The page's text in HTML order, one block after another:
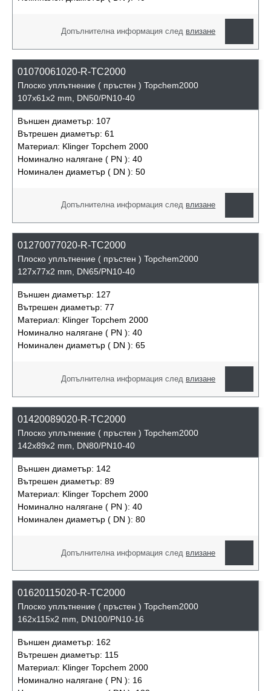
Допълнителна информация след влизане
01070061020-R-TC2000
Плоско уплътнение ( пръстен ) Topchem2000
107x61x2 mm, DN50/PN10-40
Външен диаметър: 107
Вътрешен диаметър: 61
Материал: Klinger Topchem 2000
Номинално налягане ( PN ): 40
Номинален диаметър ( DN ): 50
Допълнителна информация след влизане
01270077020-R-TC2000
Плоско уплътнение ( пръстен ) Topchem2000
127x77x2 mm, DN65/PN10-40
Външен диаметър: 127
Вътрешен диаметър: 77
Материал: Klinger Topchem 2000
Номинално налягане ( PN ): 40
Номинален диаметър ( DN ): 65
Допълнителна информация след влизане
01420089020-R-TC2000
Плоско уплътнение ( пръстен ) Topchem2000
142x89x2 mm, DN80/PN10-40
Външен диаметър: 142
Вътрешен диаметър: 89
Материал: Klinger Topchem 2000
Номинално налягане ( PN ): 40
Номинален диаметър ( DN ): 80
Допълнителна информация след влизане
01620115020-R-TC2000
Плоско уплътнение ( пръстен ) Topchem2000
162x115x2 mm, DN100/PN10-16
Външен диаметър: 162
Вътрешен диаметър: 115
Материал: Klinger Topchem 2000
Номинално налягане ( PN ): 16